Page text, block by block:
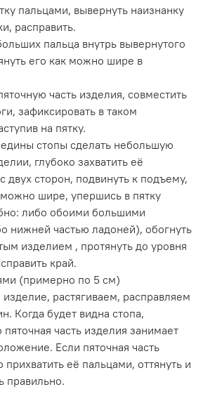
пальцами, вывернуть наизнанку
расправить.
пальца внутрь вывернутого
его как можно шире в
часть изделия, совместить
зафиксировать в таком
на пятку.
стопы сделать небольшую
глубоко захватить её
двух сторон, подвинуть к подъему,
можно шире, упершись в пятку
либо обоими большими
нижней частью ладоней), обогнуть
изделием , протянуть до уровня
край.
(примерно по 5 см)
растягиваем, расправляем
Когда будет видна стопа,
пяточная часть изделия занимает
Если пяточная часть
прихватить её пальцами, оттянуть и
правильно.